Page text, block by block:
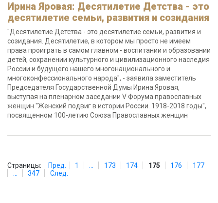
Ирина Яровая: Десятилетие Детства - это
десятилетие семьи, развития и созидания
"Десятилетие Детства - это десятилетие семьи, развития и
созидания. Десятилетие, в котором мы просто не имеем
права проиграть в самом главном - воспитании и образовании
детей, сохранении культурного и цивилизационного наследия
России и будущего нашего многонационального и
многоконфессионального народа", - заявила заместитель
Председателя Государственной Думы Ирина Яровая,
выступая на пленарном заседании V Форума православных
женщин "Женский подвиг в истории России. 1918-2018 годы",
посвященном 100-летию Союза Православных женщин
Страницы: Пред. 1 173 174 175 176
177
347 След.